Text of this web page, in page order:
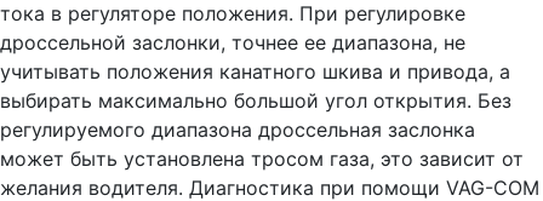
тока в регуляторе положения. При регулировке
дроссельной заслонки, точнее ее диапазона, не
учитывать положения канатного шкива и привода, а
выбирать максимально большой угол открытия. Без
регулируемого диапазона дроссельная заслонка
может быть установлена тросом газа, это зависит от
желания водителя. Диагностика при помощи VAG-COM